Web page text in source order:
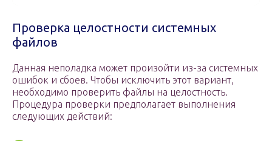
Проверка целостности системных
файлов
Данная неполадка может произойти из-за системных
ошибок и сбоев. Чтобы исключить этот вариант,
необходимо проверить файлы на целостность.
Процедура проверки предполагает выполнения
следующих действий: